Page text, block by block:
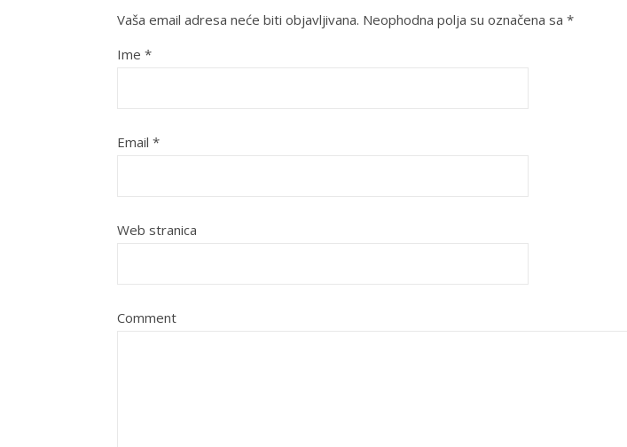
Vaša email adresa neće biti objavljivana. Neophodna polja su označena sa *
Ime *
Email *
Web stranica
Comment